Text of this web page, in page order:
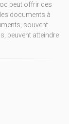
peut offrir des
documents à
souvent
peuvent atteindre